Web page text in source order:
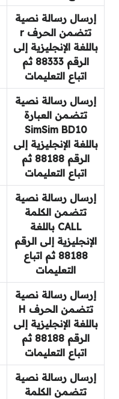
إرسال رسالة نصية
تتضمن الحرف r
باللغة الإنجليزية إلى
الرقم 88333 ثم
اتباع التعليمات
إرسال رسالة نصية
تتضمن العبارة
SimSim BD10
باللغة الإنجليزية إلى
الرقم 88188 ثم
اتباع التعليمات
إرسال رسالة نصية
تتضمن الكلمة
CALL باللغة
الإنجليزية إلى الرقم
88188 ثم اتباع
التعليمات
إرسال رسالة نصية
تتضمن الحرف H
باللغة الإنجليزية إلى
الرقم 88188 ثم
اتباع التعليمات
إرسال رسالة نصية
تتضمن الكلمة